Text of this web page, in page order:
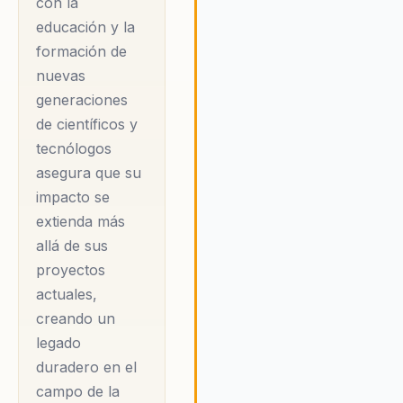
industrias clave,
utilizando tecnologías
como el Machine
Learning, Deep
Learning, y la visión
artificial para mejorar
recursos. Su
capacidad para
hacer ciencia en la
industria lo posiciona
como uno de los
innovadores más
destacados de
América Latina. Sus
educación y la
formación de
nuevas
generaciones
de científicos y
tecnólogos
asegura que su
impacto se
extienda más
allá de sus
proyectos
actuales,
creando un
legado
duradero en el
campo de la